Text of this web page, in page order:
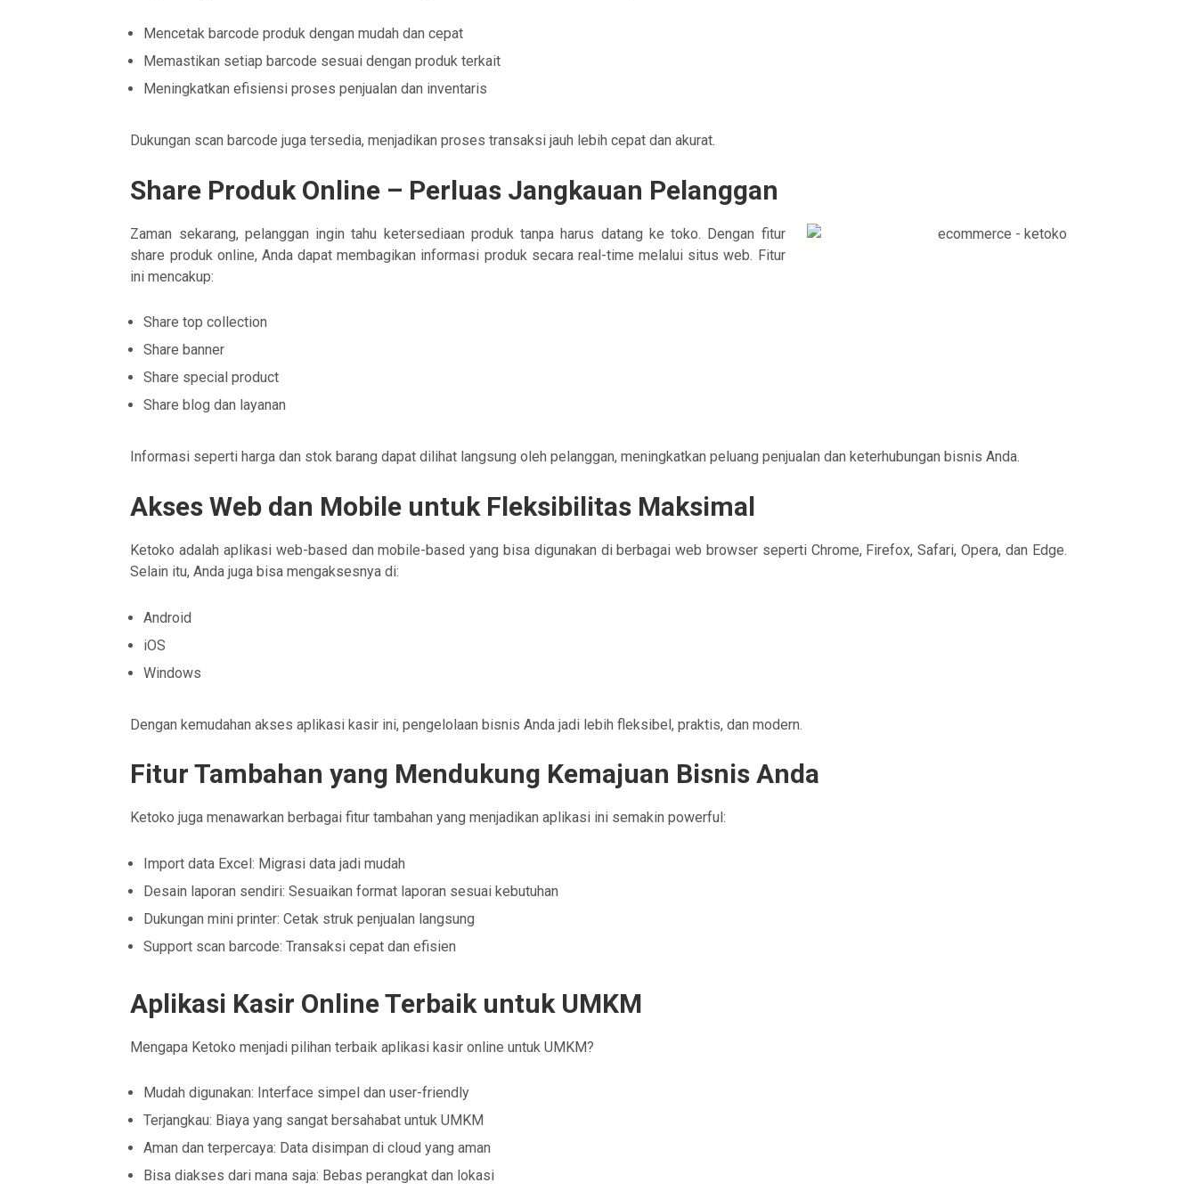
Mencetak barcode produk dengan mudah dan cepat
Memastikan setiap barcode sesuai dengan produk terkait
Meningkatkan efisiensi proses penjualan dan inventaris
Dukungan scan barcode juga tersedia, menjadikan proses transaksi jauh lebih cepat dan akurat.
Share Produk Online – Perluas Jangkauan Pelanggan
Zaman sekarang, pelanggan ingin tahu ketersediaan produk tanpa harus datang ke toko. Dengan fitur
share produk online, Anda dapat membagikan informasi produk secara real-time melalui situs web. Fitur
ini mencakup:
Share top collection
Share banner
Share special product
Share blog dan layanan
Informasi seperti harga dan stok barang dapat dilihat langsung oleh pelanggan, meningkatkan peluang penjualan dan keterhubungan bisnis Anda.
Akses Web dan Mobile untuk Fleksibilitas Maksimal
Ketoko adalah aplikasi web-based dan mobile-based yang bisa digunakan di berbagai web browser seperti Chrome, Firefox, Safari, Opera, dan Edge.
Selain itu, Anda juga bisa mengaksesnya di:
Android
iOS
Windows
Dengan kemudahan akses aplikasi kasir ini, pengelolaan bisnis Anda jadi lebih fleksibel, praktis, dan modern.
Fitur Tambahan yang Mendukung Kemajuan Bisnis Anda
Ketoko juga menawarkan berbagai fitur tambahan yang menjadikan aplikasi ini semakin powerful:
Import data Excel: Migrasi data jadi mudah
Desain laporan sendiri: Sesuaikan format laporan sesuai kebutuhan
Dukungan mini printer: Cetak struk penjualan langsung
Support scan barcode: Transaksi cepat dan efisien
Aplikasi Kasir Online Terbaik untuk UMKM
Mengapa Ketoko menjadi pilihan terbaik aplikasi kasir online untuk UMKM?
Mudah digunakan: Interface simpel dan user-friendly
Terjangkau: Biaya yang sangat bersahabat untuk UMKM
Aman dan terpercaya: Data disimpan di cloud yang aman
Bisa diakses dari mana saja: Bebas perangkat dan lokasi